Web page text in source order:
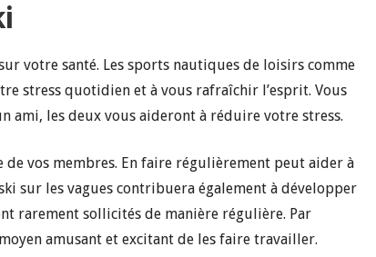
votre santé. Les sports nautiques de loisirs comme
stress quotidien et à vous rafraîchir l’esprit. Vous
ami, les deux vous aideront à réduire votre stress.
vos membres. En faire régulièrement peut aider à
sur les vagues contribuera également à développer
rarement sollicités de manière régulière. Par
amusant et excitant de les faire travailler.